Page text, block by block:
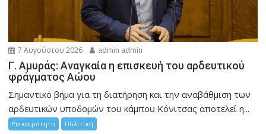
7 Αυγούστου 2026 admin admin
Γ. Αμυράς: Αναγκαία η επισκευή του αρδευτικού
φράγματος Αώου
Σημαντικό βήμα για τη διατήρηση και την αναβάθμιση των
αρδευτικών υποδομών του κάμπου Κόνιτσας αποτελεί η...
Επικαιρότητα Πολιτική